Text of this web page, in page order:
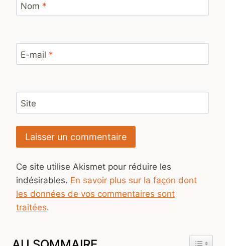
Nom *
E-mail *
Site
Ce site utilise Akismet pour réduire les
indésirables. En savoir plus sur la façon dont
les données de vos commentaires sont
traitées.